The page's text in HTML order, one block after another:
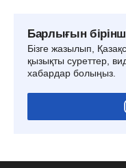
Барлығын
Бізге жазылып,
қызықты суреттер,
хабардар болыңыз.